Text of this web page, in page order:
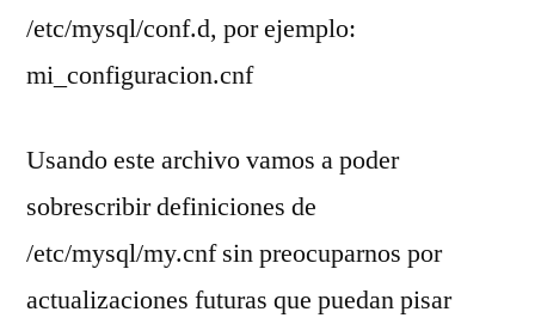
/etc/mysql/conf.d, por ejemplo:
mi_configuracion.cnf
Usando este archivo vamos a poder
sobrescribir definiciones de
/etc/mysql/my.cnf sin preocuparnos por
actualizaciones futuras que puedan pisar